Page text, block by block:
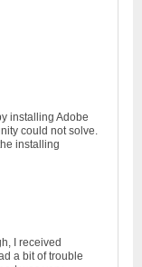
installing Adobe
could not solve.
installing
I received
a bit of trouble